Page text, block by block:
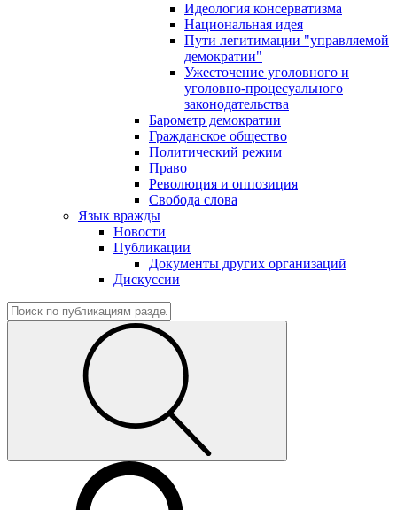
Идеология консерватизма
Национальная идея
Пути легитимации "управляемой
демократии"
Ужесточение уголовного и
уголовно-процесуального
законодательства
Барометр демократии
Гражданское общество
Политический режим
Право
Революция и оппозиция
Свобода слова
Язык вражды
Новости
Публикации
Документы других организаций
Дискуссии